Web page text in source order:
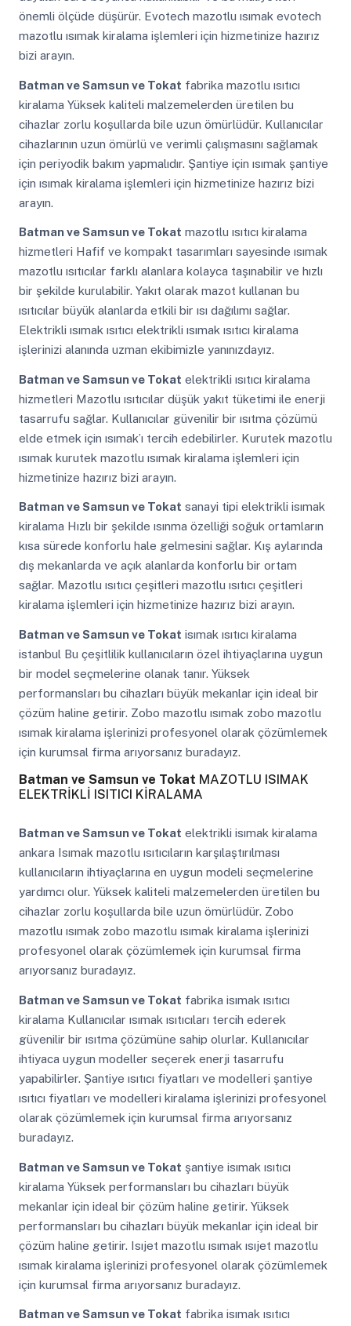
önemli ölçüde düşürür. Evotech mazotlu ısımak evotech
mazotlu ısımak kiralama işlemleri için hizmetinize hazırız
bizi arayın.
Batman ve Samsun ve Tokat fabrika mazotlu ısıtıcı
kiralama Yüksek kaliteli malzemelerden üretilen bu
cihazlar zorlu koşullarda bile uzun ömürlüdür. Kullanıcılar
cihazlarının uzun ömürlü ve verimli çalışmasını sağlamak
için periyodik bakım yapmalıdır. Şantiye için ısımak şantiye
için ısımak kiralama işlemleri için hizmetinize hazırız bizi
arayın.
Batman ve Samsun ve Tokat mazotlu ısıtıcı kiralama
hizmetleri Hafif ve kompakt tasarımları sayesinde ısımak
mazotlu ısıtıcılar farklı alanlara kolayca taşınabilir ve hızlı
bir şekilde kurulabilir. Yakıt olarak mazot kullanan bu
ısıtıcılar büyük alanlarda etkili bir ısı dağılımı sağlar.
Elektrikli ısımak ısıtıcı elektrikli ısımak ısıtıcı kiralama
işlerinizi alanında uzman ekibimizle yanınızdayız.
Batman ve Samsun ve Tokat elektrikli ısıtıcı kiralama
hizmetleri Mazotlu ısıtıcılar düşük yakıt tüketimi ile enerji
tasarrufu sağlar. Kullanıcılar güvenilir bir ısıtma çözümü
elde etmek için ısımak’ı tercih edebilirler. Kurutek mazotlu
ısımak kurutek mazotlu ısımak kiralama işlemleri için
hizmetinize hazırız bizi arayın.
Batman ve Samsun ve Tokat sanayi tipi elektrikli isımak
kiralama Hızlı bir şekilde ısınma özelliği soğuk ortamların
kısa sürede konforlu hale gelmesini sağlar. Kış aylarında
dış mekanlarda ve açık alanlarda konforlu bir ortam
sağlar. Mazotlu ısıtıcı çeşitleri mazotlu ısıtıcı çeşitleri
kiralama işlemleri için hizmetinize hazırız bizi arayın.
Batman ve Samsun ve Tokat isımak ısıtıcı kiralama
istanbul Bu çeşitlilik kullanıcıların özel ihtiyaçlarına uygun
bir model seçmelerine olanak tanır. Yüksek
performansları bu cihazları büyük mekanlar için ideal bir
çözüm haline getirir. Zobo mazotlu ısımak zobo mazotlu
ısımak kiralama işlerinizi profesyonel olarak çözümlemek
için kurumsal firma arıyorsanız buradayız.
Batman ve Samsun ve Tokat MAZOTLU ISIMAK
ELEKTRİKLİ ISITICI KİRALAMA
Batman ve Samsun ve Tokat elektrikli isımak kiralama
ankara Isımak mazotlu ısıtıcıların karşılaştırılması
kullanıcıların ihtiyaçlarına en uygun modeli seçmelerine
yardımcı olur. Yüksek kaliteli malzemelerden üretilen bu
cihazlar zorlu koşullarda bile uzun ömürlüdür. Zobo
mazotlu ısımak zobo mazotlu ısımak kiralama işlerinizi
profesyonel olarak çözümlemek için kurumsal firma
arıyorsanız buradayız.
Batman ve Samsun ve Tokat fabrika isımak ısıtıcı
kiralama Kullanıcılar ısımak ısıtıcıları tercih ederek
güvenilir bir ısıtma çözümüne sahip olurlar. Kullanıcılar
ihtiyaca uygun modeller seçerek enerji tasarrufu
yapabilirler. Şantiye ısıtıcı fiyatları ve modelleri şantiye
ısıtıcı fiyatları ve modelleri kiralama işlerinizi profesyonel
olarak çözümlemek için kurumsal firma arıyorsanız
buradayız.
Batman ve Samsun ve Tokat şantiye isımak ısıtıcı
kiralama Yüksek performansları bu cihazları büyük
mekanlar için ideal bir çözüm haline getirir. Yüksek
performansları bu cihazları büyük mekanlar için ideal bir
çözüm haline getirir. Isıjet mazotlu ısımak ısıjet mazotlu
ısımak kiralama işlerinizi profesyonel olarak çözümlemek
için kurumsal firma arıyorsanız buradayız.
Batman ve Samsun ve Tokat fabrika isımak ısıtıcı